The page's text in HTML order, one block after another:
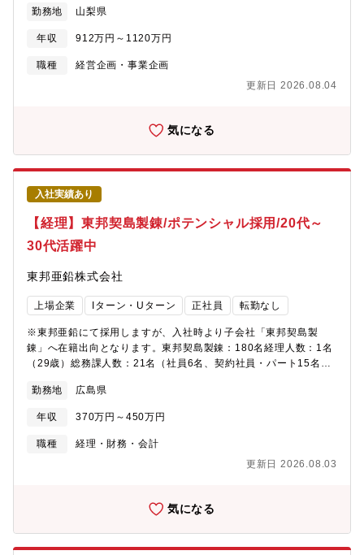
用はすべて会社が負担します。特定の資格を取得すると、難易度
す。また借上げ社宅制度や食堂などの福利厚生が整っており、Uタ
発、品質管理・販売戦略、販路開拓・マーケティング・事業推進
体制の構築・国内、海外への販路開拓【本ポジションの魅力】・
経営直下で事業を動かすことができます・商品だけでなく、市場
そのものをつくる醍醐味があります・事業全体を担当できます・
つゆ先をチャーム装着ポイントに変える新商品「アンブララ」の
メントを取り付け、好みのチャームやアクセサリーを自由に付け
替えられるようにする、当社独自の特許技術を活用した商品で
す。私たちが目指しているのは、単に傘の付属品を販売すること
ではありません。傘を「雨を防ぐための道具」から、「自分らし
さや気分を表現できるファッションアイテム」へ変える、新しい
市場をつくることです。今回募集するのは、このアンブララ事業
を構想段階から市場投入、成長軌道への移行まで一貫して推進す
る事業責任者です。商品開発、ブランド設計、販売戦略、国内外
の販路開拓、組織づくりまで、事業全体を自ら設計し、実行でき
勤務地 山梨県
年収 912万円～1120万円
職種
経営企画・事業企画
更新日 2026.08.04
気になる
入社実績あり
【経理】東邦契島製錬/ポテンシャル採用/20代～
30代活躍中
東邦亜鉛株式会社
上場企業 Iターン・Uターン 正社員 転勤なし
※東邦亜鉛にて採用しますが、入社時より子会社「東邦契島製
錬」へ在籍出向となります。東邦契島製錬：180名経理人数：1名
（29歳）総務課人数：21名（社員6名、契約社員・パート15名）
（経理担当1名のため、2名体制にしたい）【仕事内容】経理担当
として、下記業務を担当いただきます。■担当役割：①原価計算
②固定資産管理 ③日常経理業務(伝票処理、支払処理等) ④月
次・年次決算業務⑤経費精算、請求書処理 ⑥親会社・関係部署
て、上記業務の中から担当範囲を決定いたします。■1日の流れ：
処理等)、発生ベースの業務を中心に対応 ③随時、現場や関係部
署、本社との連携・調整業務 ④終業前、対応事項の整理、翌日
の業務確認■使用するシステム：①社内ファイル共有システム
(Box) ②資材発注システム ③基幹系システム(オフコン)等■引
勤務地 広島県
年収 370万円～450万円
職種
経理・財務・会計
更新日 2026.08.03
気になる